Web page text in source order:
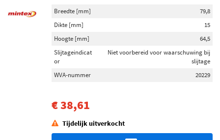
Breedte [mm]
79,8
Dikte [mm]
15
Hoogte [mm]
64,5
Slijtageindicat
or
Niet voorbereid voor waarschuwing bij
slijtage
WVA-nummer
20229
€ 38,61
Tijdelijk uitverkocht